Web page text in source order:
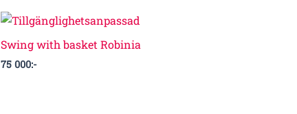
Swing with basket Robinia
75 000:-